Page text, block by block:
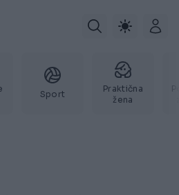
Sport
Praktična
žena